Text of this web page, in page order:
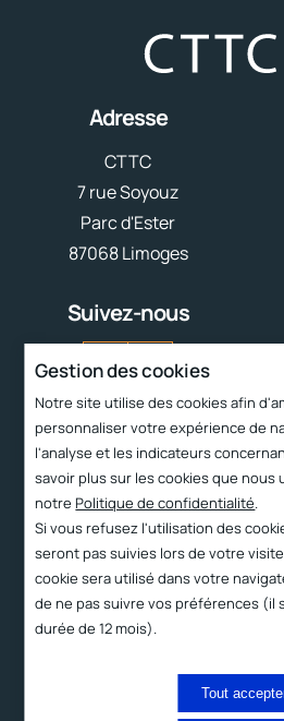
Adresse
CTTC
7 rue Soyouz
Parc d'Ester
87068 Limoges
Suivez-nous
Liens
Services
Le CTTC
Produits
Contact et
légales
Gestion des cookies
Notre site utilise des cookies afin
personnaliser votre expérience de
l'analyse et les indicateurs
savoir plus sur les cookies que nous
notre Politique de confidentialité.
Si vous refusez l'utilisation des
seront pas suivies lors de votre
cookie sera utilisé dans votre
de ne pas suivre vos préférences (il
durée de 12 mois).
Tout